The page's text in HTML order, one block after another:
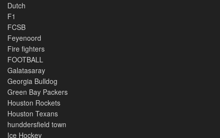
Dutch
F1
FCSB
Feyenoord
Fire fighters
FOOTBALL
Galatasaray
Georgia Bulldog
Green Bay Packers
Houston Rockets
Houston Texans
hunddersfield town
Ice Hockey